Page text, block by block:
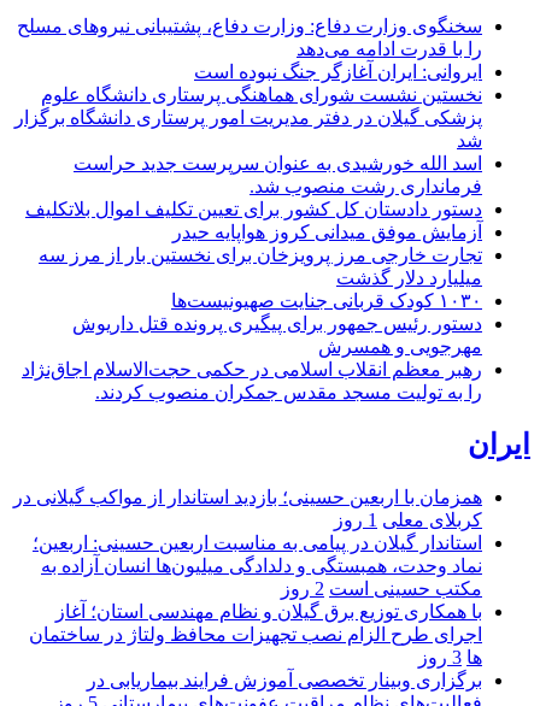
سخنگوی وزارت دفاع: وزارت دفاع، پشتیبانی نیرو‌های مسلح
را با قدرت ادامه می‌دهد
ایروانی: ایران آغازگر جنگ نبوده است
نخستین نشست شورای هماهنگی پرستاری دانشگاه علوم
پزشکی گیلان در دفتر مدیریت امور پرستاری دانشگاه برگزار
شد
اسد الله خورشیدی به عنوان سرپرست جدید حراست
فرمانداری رشت منصوب شد.
دستور دادستان کل کشور برای تعیین تکلیف اموال بلاتکلیف
آزمایش موفق میدانی کروز هواپایه حیدر
تجارت خارجی مرز پرویزخان برای نخستین بار از مرز سه
میلیارد دلار گذشت
۱۰۳۰ کودک قربانی جنایت صهیونیست‌ها
دستور رئیس جمهور برای پیگیری پرونده قتل داریوش
مهرجویی و همسرش
رهبر معظم انقلاب اسلامی در حکمی حجت‌الاسلام اجاق‌نژاد
را به تولیت مسجد مقدس جمکران منصوب کردند.
ایران
همزمان با اربعین حسینی؛ بازدید استاندار از مواکب گیلانی در
کربلای معلی 1 روز
استاندار گیلان در پیامی به مناسبت اربعین حسینی: اربعین؛
نماد وحدت، همبستگی و دلدادگی میلیون‌ها انسان آزاده به
مکتب حسینی است 2 روز
با همکاری توزیع برق گیلان و نظام مهندسی استان؛ آغاز
اجرای طرح الزام نصب تجهیزات محافظ ولتاژ در ساختمان
ها 3 روز
برگزاری وبینار تخصصی آموزش فرایند بیماریابی در